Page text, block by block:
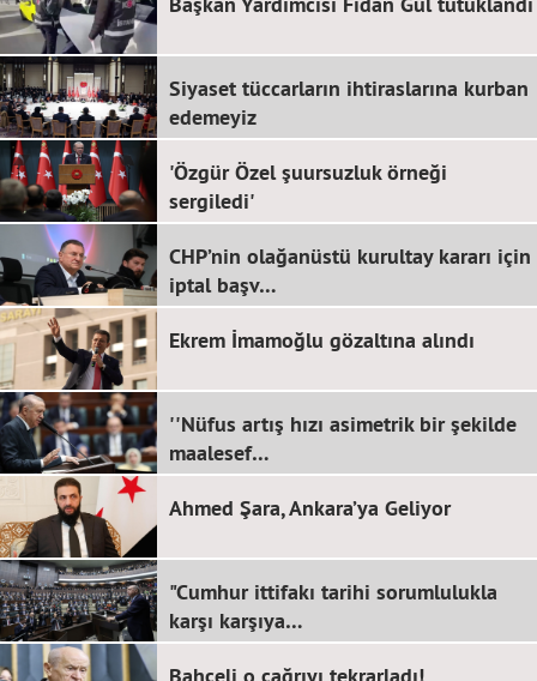
Siyaset tüccarların ihtiraslarına kurban
edemeyiz
'Özgür Özel şuursuzluk örneği
sergiledi'
CHP’nin olağanüstü kurultay kararı için
iptal başv…
Ekrem İmamoğlu gözaltına alındı
''Nüfus artış hızı asimetrik bir şekilde
maalesef…
Ahmed Şara, Ankara’ya Geliyor
"Cumhur ittifakı tarihi sorumlulukla
karşı karşıya…